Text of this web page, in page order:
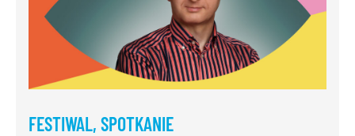
FESTIWAL, SPOTKANIE